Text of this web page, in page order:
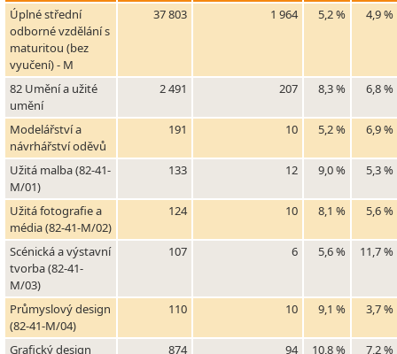
Úplné střední
odborné vzdělání s
maturitou (bez
vyučení) - M
37 803 1 964 5,2 % 4,9 %
82 Umění a užité
umění
2 491 207 8,3 % 6,8 %
Modelářství a
návrhářství oděvů
191 10 5,2 % 6,9 %
Užitá malba (82-41-
M/01)
133 12 9,0 % 5,3 %
Užitá fotografie a
média (82-41-M/02)
124 10 8,1 % 5,6 %
Scénická a výstavní
tvorba (82-41-
M/03)
107 6 5,6 % 11,7 %
Průmyslový design
(82-41-M/04)
110 10 9,1 % 3,7 %
Grafický design 874 94 10,8 % 7,2 %